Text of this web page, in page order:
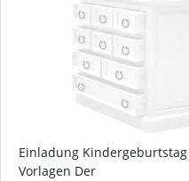
Einladung
Vorlagen Der